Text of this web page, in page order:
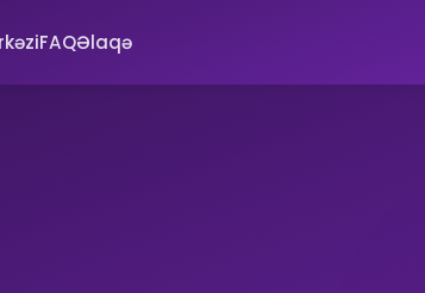
FAQƏlaqə